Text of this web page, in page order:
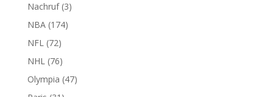
Nachruf(3)
NBA(174)
NFL(72)
NHL(76)
Olympia (47)